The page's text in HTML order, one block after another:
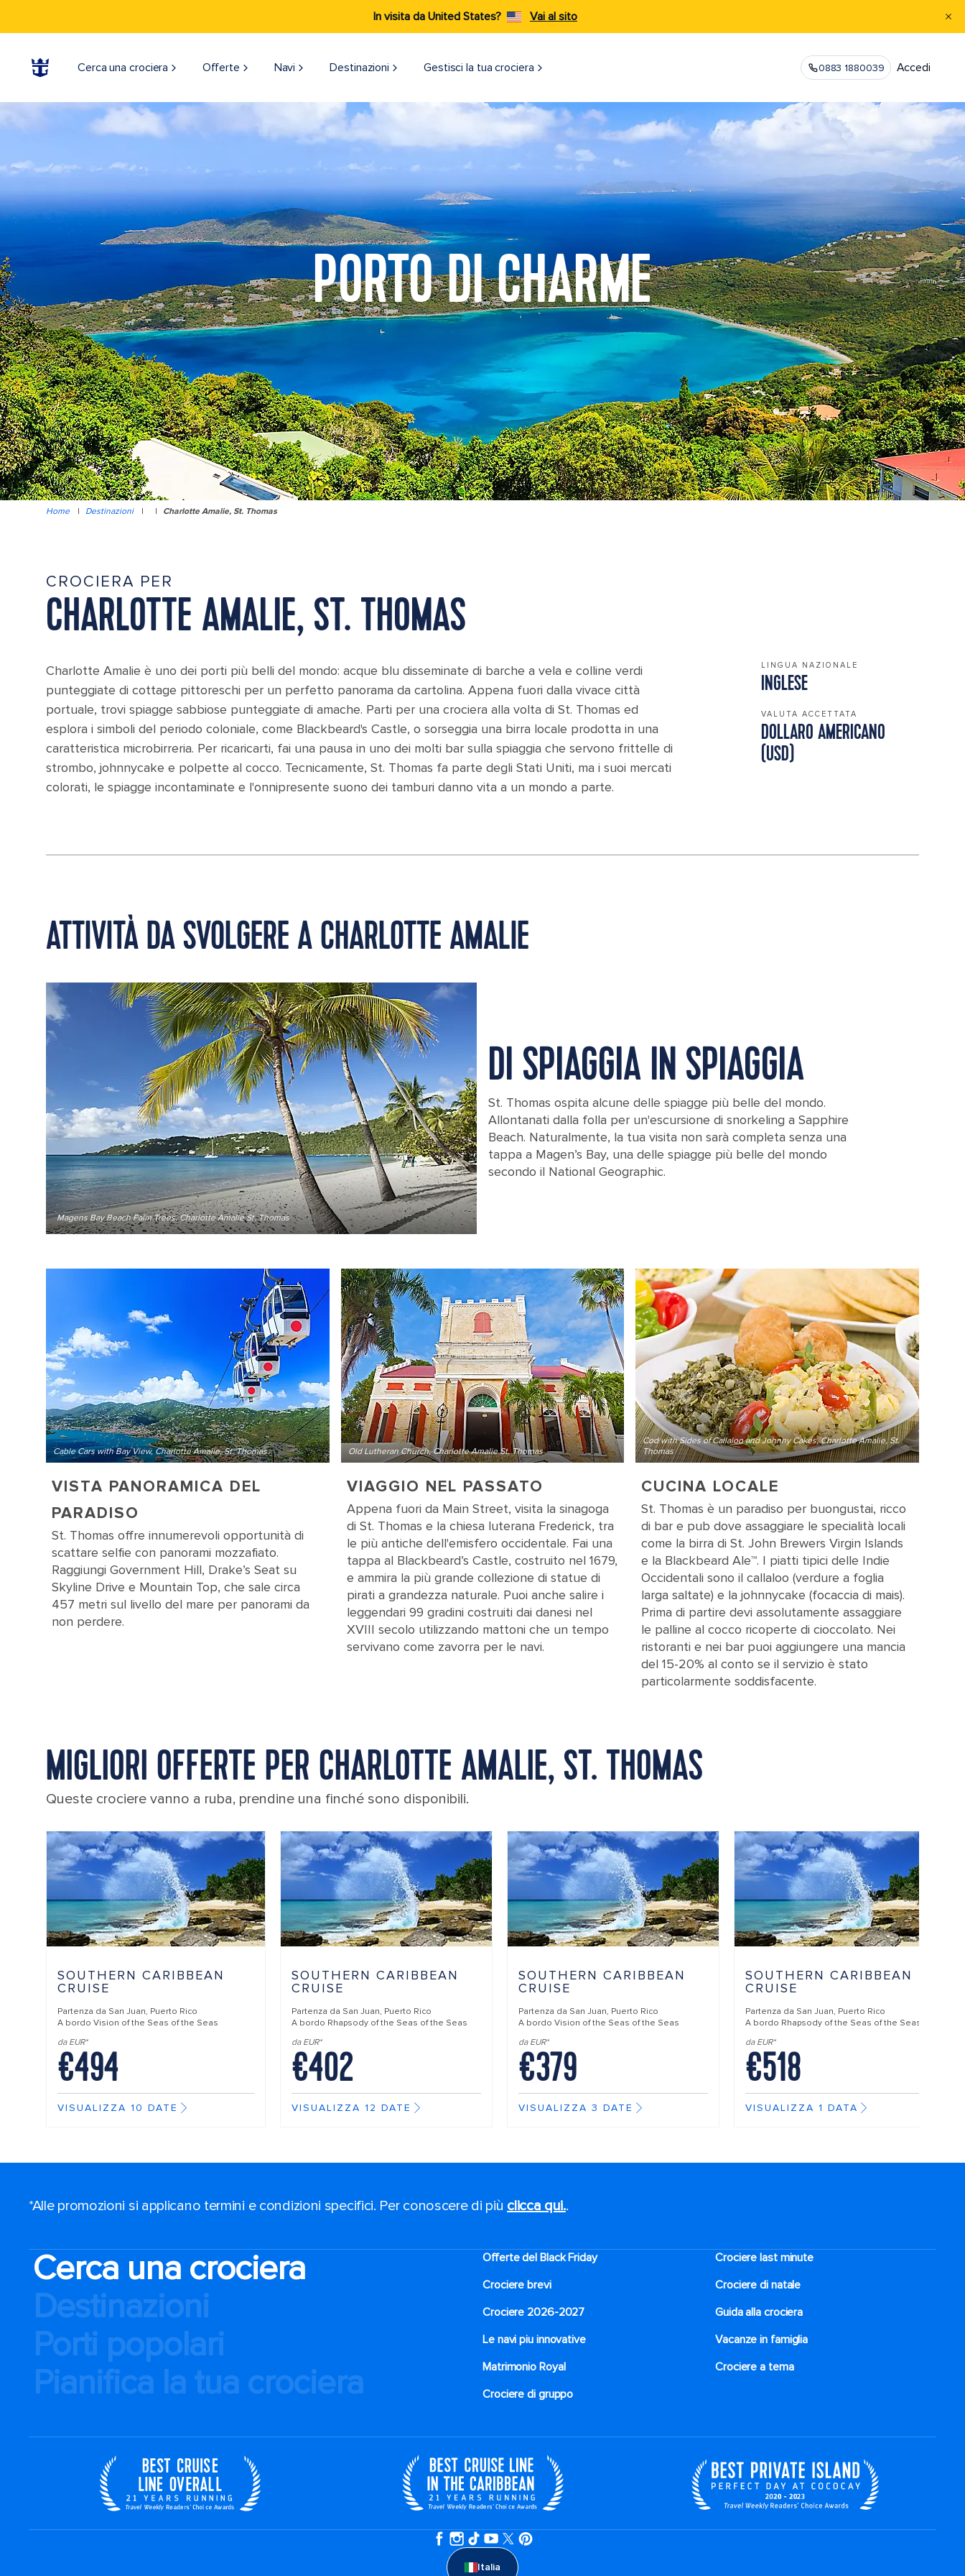
In visita da United States? Vai al sito
Cerca una crociera Offerte Navi Destinazioni​ Gestisci la tua crociera 0883 1880039 Accedi
PORTO DI CHARME
Home | Destinazioni | | Charlotte Amalie, St. Thomas
CROCIERA PER
CHARLOTTE AMALIE, ST. THOMAS
Charlotte Amalie è uno dei porti più belli del mondo: acque blu disseminate di barche a vela e colline verdi
punteggiate di cottage pittoreschi per un perfetto panorama da cartolina. Appena fuori dalla vivace città
portuale, trovi spiagge sabbiose punteggiate di amache. Parti per una crociera alla volta di St. Thomas ed
esplora i simboli del periodo coloniale, come Blackbeard's Castle, o sorseggia una birra locale prodotta in una
caratteristica microbirreria. Per ricaricarti, fai una pausa in uno dei molti bar sulla spiaggia che servono frittelle di
strombo, johnnycake e polpette al cocco. Tecnicamente, St. Thomas fa parte degli Stati Uniti, ma i suoi mercati
colorati, le spiagge incontaminate e l'onnipresente suono dei tamburi danno vita a un mondo a parte.
LINGUA NAZIONALE
INGLESE
VALUTA ACCETTATA
DOLLARO AMERICANO
(USD)
ATTIVITÀ DA SVOLGERE A CHARLOTTE AMALIE
Magens Bay Beach Palm Trees, Charlotte Amalie St. Thomas
DI SPIAGGIA IN SPIAGGIA
St. Thomas ospita alcune delle spiagge più belle del mondo.
Allontanati dalla folla per un'escursione di snorkeling a Sapphire
Beach. Naturalmente, la tua visita non sarà completa senza una
tappa a Magen’s Bay, una delle spiagge più belle del mondo
secondo il National Geographic.
Cable Cars with Bay View, Charlotte Amalie, St. Thomas
VISTA PANORAMICA DEL
PARADISO
St. Thomas offre innumerevoli opportunità di
scattare selfie con panorami mozzafiato.
Raggiungi Government Hill, Drake’s Seat su
Skyline Drive e Mountain Top, che sale circa
457 metri sul livello del mare per panorami da
non perdere.
Old Lutheran Church, Charlotte Amalie St. Thomas
VIAGGIO NEL PASSATO
Appena fuori da Main Street, visita la sinagoga
di St. Thomas e la chiesa luterana Frederick, tra
le più antiche dell'emisfero occidentale. Fai una
tappa al Blackbeard’s Castle, costruito nel 1679,
e ammira la più grande collezione di statue di
pirati a grandezza naturale. Puoi anche salire i
leggendari 99 gradini costruiti dai danesi nel
XVIII secolo utilizzando mattoni che un tempo
servivano come zavorra per le navi.
Cod with Sides of Callaloo and Johnny Cakes, Charlotte Amalie, St.
Thomas
CUCINA LOCALE
St. Thomas è un paradiso per buongustai, ricco
di bar e pub dove assaggiare le specialità locali
come la birra di St. John Brewers Virgin Islands
e la Blackbeard Ale™. I piatti tipici delle Indie
Occidentali sono il callaloo (verdure a foglia
larga saltate) e la johnnycake (focaccia di mais).
Prima di partire devi assolutamente assaggiare
le palline al cocco ricoperte di cioccolato. Nei
ristoranti e nei bar puoi aggiungere una mancia
del 15-20% al conto se il servizio è stato
particolarmente soddisfacente.
MIGLIORI OFFERTE PER CHARLOTTE AMALIE, ST. THOMAS
Queste crociere vanno a ruba, prendine una finché sono disponibili.
SOUTHERN CARIBBEAN
CRUISE
Partenza da San Juan, Puerto Rico
A bordo Vision of the Seas of the Seas
da EUR*
€494
VISUALIZZA 10 DATE
SOUTHERN CARIBBEAN
CRUISE
Partenza da San Juan, Puerto Rico
A bordo Rhapsody of the Seas of the Seas
da EUR*
€402
VISUALIZZA 12 DATE
SOUTHERN CARIBBEAN
CRUISE
Partenza da San Juan, Puerto Rico
A bordo Vision of the Seas of the Seas
da EUR*
€379
VISUALIZZA 3 DATE
SOUTHERN CARIBBEAN
CRUISE
Partenza da San Juan, Puerto Rico
A bordo Rhapsody of the Seas of the Seas
da EUR*
€518
VISUALIZZA 1 DATA
*Alle promozioni si applicano termini e condizioni specifici. Per conoscere di più clicca qui..
Cerca una crociera
Destinazioni
Porti popolari
Pianifica la tua crociera
Offerte del Black Friday
Crociere last minute
Crociere brevi​
Crociere di natale​
Crociere 2026-2027
Guida alla crociera
Le navi piu innovative
Vacanze in famiglia
Matrimonio Royal
Crociere a tema
Crociere di gruppo
Italia